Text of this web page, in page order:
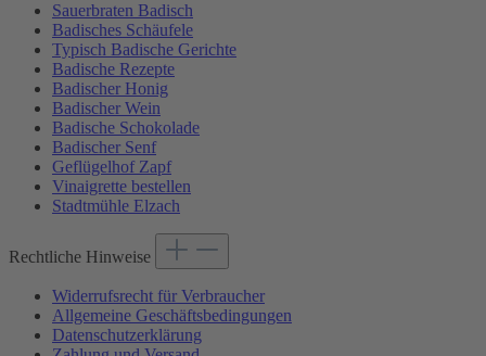
Sauerbraten Badisch
Badisches Schäufele
Typisch Badische Gerichte
Badische Rezepte
Badischer Honig
Badischer Wein
Badische Schokolade
Badischer Senf
Geflügelhof Zapf
Vinaigrette bestellen
Stadtmühle Elzach
Rechtliche Hinweise
Widerrufsrecht für Verbraucher
Allgemeine Geschäftsbedingungen
Datenschutzerklärung